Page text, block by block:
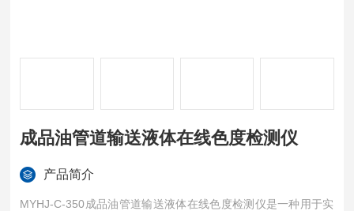
成品油管道输送液体在线色度检测仪
产品简介
MYHJ-C-350成品油管道输送液体在线色度检测仪是一种用于实